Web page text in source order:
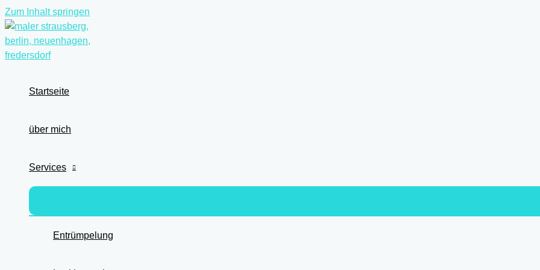
Zum Inhalt springen
Startseite
über mich
Services
Entrümpelung